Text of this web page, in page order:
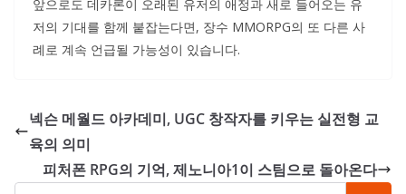
앞으로도 데카론이 오래된 유저의 애정과 새로 들어오는 유
저의 기대를 함께 붙잡는다면, 장수 MMORPG의 또 다른 사
례로 계속 언급될 가능성이 있습니다.
넥슨 메월드 아카데미, UGC 창작자를 키우는 실전형 교
육의 의미
피처폰 RPG의 기억, 제노니아1이 스팀으로 돌아온다